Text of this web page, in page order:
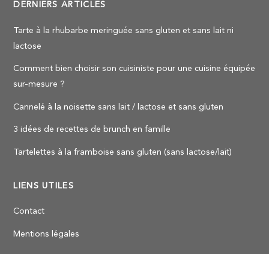
DERNIERS ARTICLES
Tarte à la rhubarbe meringuée sans gluten et sans lait ni
lactose
Comment bien choisir son cuisiniste pour une cuisine équipée
sur-mesure ?
Cannelé à la noisette sans lait / lactose et sans gluten
3 idées de recettes de brunch en famille
Tartelettes à la framboise sans gluten (sans lactose/lait)
LIENS UTILES
Contact
Mentions légales